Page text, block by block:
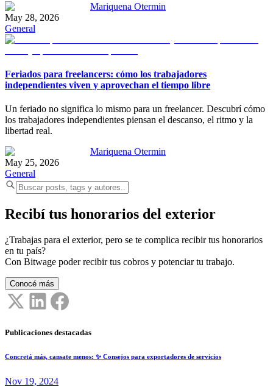
Mariquena Otermin
May 28, 2026
General
Feriados para freelancers: cómo los trabajadores
independientes viven y aprovechan el tiempo libre
Un feriado no significa lo mismo para un freelancer. Descubrí cómo
los trabajadores independientes piensan el descanso, el ritmo y la
libertad real.
Mariquena Otermin
May 25, 2026
General
Recibí tus honorarios del exterior
¿Trabajas para el exterior, pero se te complica recibir tus honorarios
en tu país?
Con Bitwage poder recibir tus cobros y potenciar tu trabajo.
Conocé más
Publicaciones destacadas
Concretá más, cansate menos: ✨ Consejos para exportadores de servicios
Nov 19, 2024